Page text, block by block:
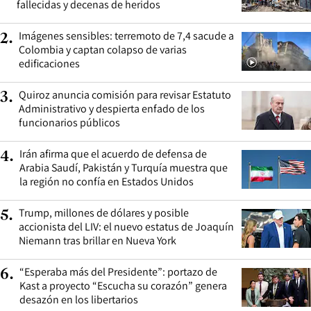
fallecidas y decenas de heridos
2. Imágenes sensibles: terremoto de 7,4 sacude a
Colombia y captan colapso de varias
edificaciones
3. Quiroz anuncia comisión para revisar Estatuto
Administrativo y despierta enfado de los
funcionarios públicos
4. Irán afirma que el acuerdo de defensa de
Arabia Saudí, Pakistán y Turquía muestra que
la región no confía en Estados Unidos
5. Trump, millones de dólares y posible
accionista del LIV: el nuevo estatus de Joaquín
Niemann tras brillar en Nueva York
6. “Esperaba más del Presidente”: portazo de
Kast a proyecto “Escucha su corazón” genera
desazón en los libertarios